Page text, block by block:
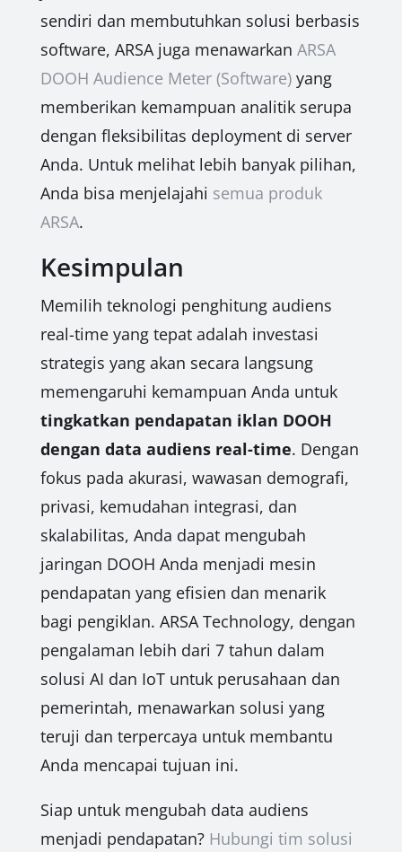
sendiri dan membutuhkan solusi berbasis
software, ARSA juga menawarkan ARSA
DOOH Audience Meter (Software)yang
memberikan kemampuan analitik serupa
dengan fleksibilitas deployment di server
Anda. Untuk melihat lebih banyak pilihan,
Anda bisa menjelajahi semua produk
ARSA.
Kesimpulan
Memilih teknologi penghitung audiens
real-time yang tepat adalah investasi
strategis yang akan secara langsung
memengaruhi kemampuan Anda untuk
tingkatkan pendapatan iklan DOOH
dengan data audiens real-time. Dengan
fokus pada akurasi, wawasan demografi,
privasi, kemudahan integrasi, dan
skalabilitas, Anda dapat mengubah
jaringan DOOH Anda menjadi mesin
pendapatan yang efisien dan menarik
bagi pengiklan. ARSA Technology, dengan
pengalaman lebih dari 7 tahun dalam
solusi AI dan IoT untuk perusahaan dan
pemerintah, menawarkan solusi yang
teruji dan terpercaya untuk membantu
Anda mencapai tujuan ini.
Siap untuk mengubah data audiens
menjadi pendapatan? Hubungi tim solusi